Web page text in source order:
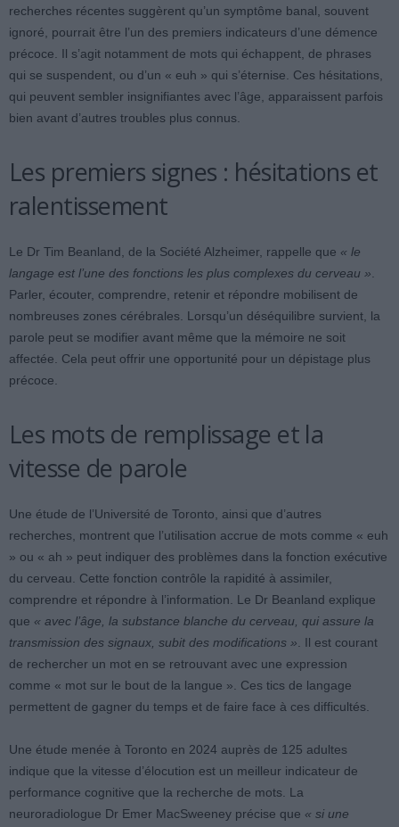
recherches récentes suggèrent qu’un symptôme banal, souvent
ignoré, pourrait être l’un des premiers indicateurs d’une démence
précoce. Il s’agit notamment de mots qui échappent, de phrases
qui se suspendent, ou d’un « euh » qui s’éternise. Ces hésitations,
qui peuvent sembler insignifiantes avec l’âge, apparaissent parfois
bien avant d’autres troubles plus connus.
Les premiers signes : hésitations et
ralentissement
Le Dr Tim Beanland, de la Société Alzheimer, rappelle que « le
langage est l’une des fonctions les plus complexes du cerveau »
Parler, écouter, comprendre, retenir et répondre mobilisent de
nombreuses zones cérébrales. Lorsqu’un déséquilibre survient, la
parole peut se modifier avant même que la mémoire ne soit
affectée. Cela peut offrir une opportunité pour un dépistage plus
précoce.
Les mots de remplissage et la
vitesse de parole
Une étude de l’Université de Toronto, ainsi que d’autres
recherches, montrent que l’utilisation accrue de mots comme « euh
» ou « ah » peut indiquer des problèmes dans la fonction exécutive
du cerveau. Cette fonction contrôle la rapidité à assimiler,
comprendre et répondre à l’information. Le Dr Beanland explique
que « avec l’âge, la substance blanche du cerveau, qui assure la
transmission des signaux, subit des modifications » . Il est courant
de rechercher un mot en se retrouvant avec une expression
comme « mot sur le bout de la langue ». Ces tics de langage
permettent de gagner du temps et de faire face à ces difficultés.
Une étude menée à Toronto en 2024 auprès de 125 adultes
indique que la vitesse d’élocution est un meilleur indicateur de
performance cognitive que la recherche de mots. La
neuroradiologue Dr Emer MacSweeney précise que « si une